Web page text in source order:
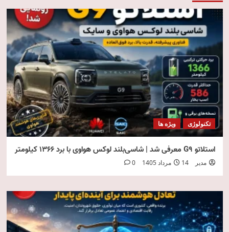
تکنولوژی ویژه ها
استلاتو G9 معرفی شد | شاسی‌بلند لوکس هواوی با برد ۱۳۶۶ کیلومتر
مدیر 14 مرداد 1405 0